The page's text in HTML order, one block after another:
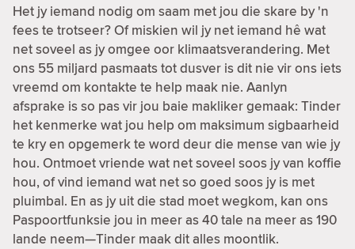
Het jy iemand nodig om saam met jou die skare by 'n
fees te trotseer? Of miskien wil jy net iemand hê wat
net soveel as jy omgee oor klimaatsverandering. Met
ons 55 miljard pasmaats tot dusver is dit nie vir ons iets
vreemd om kontakte te help maak nie. Aanlyn
afsprake is so pas vir jou baie makliker gemaak: Tinder
het kenmerke wat jou help om maksimum sigbaarheid
te kry en opgemerk te word deur die mense van wie jy
hou. Ontmoet vriende wat net soveel soos jy van koffie
hou, of vind iemand wat net so goed soos jy is met
pluimbal. En as jy uit die stad moet wegkom, kan ons
Paspoortfunksie jou in meer as 40 tale na meer as 190
lande neem—Tinder maak dit alles moontlik.